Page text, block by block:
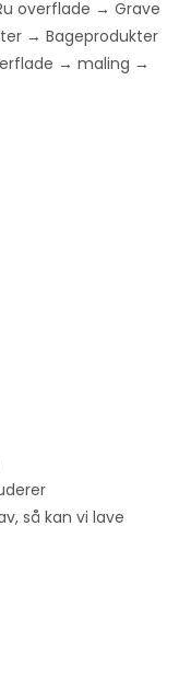
overflade → Grave
→ Bageprodukter
→ maling →
så kan vi lave